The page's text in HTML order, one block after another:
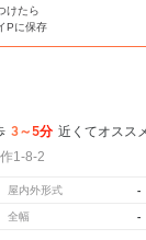
けたら
Pに保存
3～5分 近くてオスス
1-8-2
屋内外形式 -
全幅 -